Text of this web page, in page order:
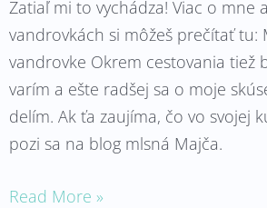
Zatiaľ mi to vychádza! Viac o mne
vandrovkách si môžeš prečítať tu:
vandrovke Okrem cestovania tiež
varím a ešte radšej sa o moje
delím. Ak ťa zaujíma, čo vo svojej
pozi sa na blog mlsná Majča.
Read More »